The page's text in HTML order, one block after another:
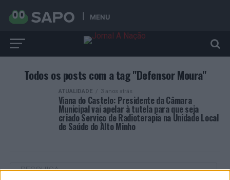
MENU
Todos os posts com a tag "Defensor Moura"
ATUALIDADE 3 anos atrás
Viana do Castelo: Presidente da Câmara
Municipal vai apelar à tutela para que seja
criado Serviço de Radioterapia na Unidade Local
de Saúde do Alto Minho